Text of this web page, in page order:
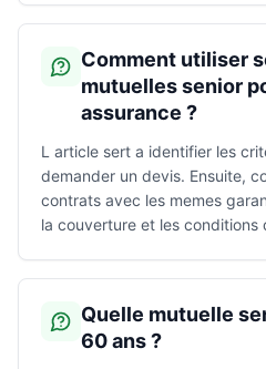
Comment utiliser
mutuelles senior
assurance ?
L article sert a identifier les
demander un devis. Ensuite,
contrats avec les memes
la couverture et les conditions
Quelle mutuelle
60 ans ?